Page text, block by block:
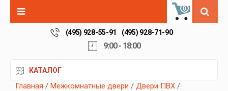
0
(495) 928-55-91 (495) 928-71-90
9:00 - 18:00
КАТАЛОГ
Главная / Межкомнатные двери / Двери ПВХ /